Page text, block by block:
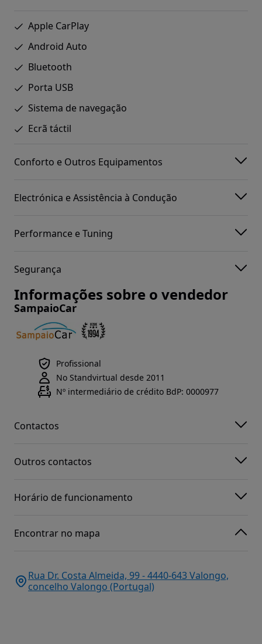
Apple CarPlay
Android Auto
Bluetooth
Porta USB
Sistema de navegação
Ecrã táctil
Conforto e Outros Equipamentos
Electrónica e Assistência à Condução
Performance e Tuning
Segurança
Informações sobre o vendedor
SampaioCar
Profissional
No Standvirtual desde 2011
Nº intermediário de crédito BdP: 0000977
Contactos
Outros contactos
Horário de funcionamento
Encontrar no mapa
Rua Dr. Costa Almeida, 99 - 4440-643 Valongo,
concelho Valongo (Portugal)